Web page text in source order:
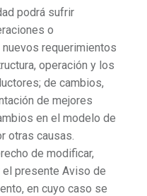
podrá sufrir
o
requerimientos
operación y los
de cambios,
de mejores
en el modelo de
otras causas.
de modificar,
el presente Aviso de
en cuyo caso se